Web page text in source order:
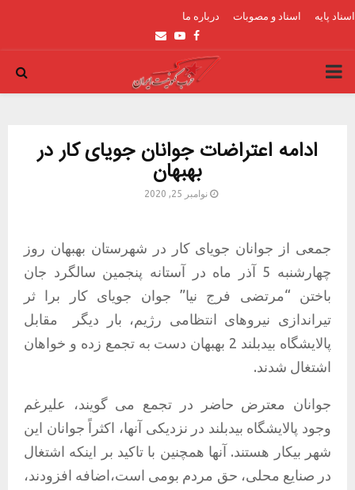
اسناد پایه اسناد و مصوبات درباره ما
Facebook
Youtube
Email
PRIMARY
ادامه اعتراضات جوانان جویای کار در
بهبهان
نوامبر 25, 2020
جمعی از جوانان جویای کار در شهرستان بهبهان روز
چهارشنبه 5 آذر ماه در آستانه پنجمین سالگرد جان
باختن “مرتضی فرج نیا” جوان جویای کار برا ثر
تیراندازی نیروهای انتظامی رژیم، بار دیگر
مقابل
پالایشگاه بیدبلند 2 بهبهان دست به تجمع زده و خواهان
اشتغال شدند.
جوانان معترض حاضر در تجمع می گویند، علیرغم
وجود پالایشگاه بیدبلند در نزدیکی آنها، اکثراً جوانان این
شهر بیکار هستند. آنها همچنین با تاکید بر اینکه اشتغال
در صنایع محلی، حق مردم بومی است،اضافه افزودند،